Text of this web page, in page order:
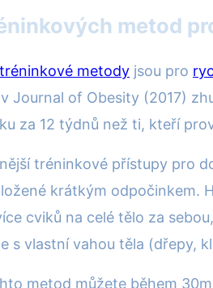
metod
tréninkové metody jsou pro
Journal of Obesity (2017)
za 12 týdnů než ti, kteří
tréninkové přístupy pro
krátkým odpočinkem.
cviků na celé tělo za
s vlastní vahou těla (dřepy,
metod můžete během